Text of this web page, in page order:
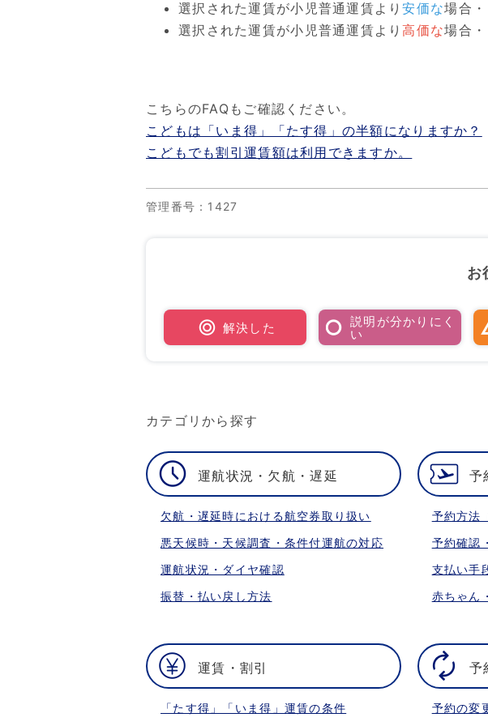
選択された運賃が小児普通運賃より安価な場合
選択された運賃が小児普通運賃より高価な場合
こちらのFAQもご確認ください。
こどもは「いま得」「たす得」の半額になりますか？
こどもでも割引運賃額は利用できますか。
管理番号 ：1427
お
解決した
説明が分かりにく
い
カテゴリから探す
運航状況・欠航・遅延
欠航・遅延時における航空券取り扱い
悪天候時・天候調査・条件付運航の対応
運航状況・ダイヤ確認
振替・払い戻し方法
予
予約方法
予約確認
支払い手
赤ちゃん
運賃・割引
「たす得」「いま得」運賃の条件
予
予約の変